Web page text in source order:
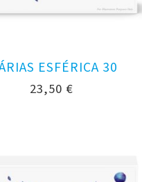
ESFÉRICA 30
23,50 €